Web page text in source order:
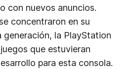
con nuevos anuncios.
concentraron en su
generación, la PlayStation
que estuvieran
para esta consola.